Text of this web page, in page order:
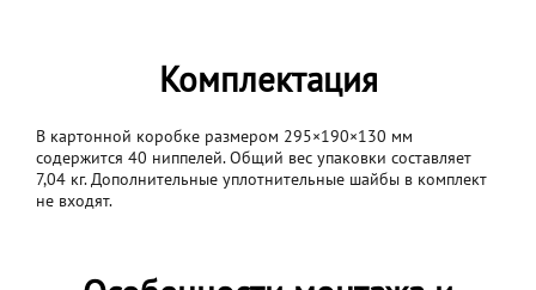
Комплектация
В картонной коробке размером 295×190×130 мм
содержится 40 ниппелей. Общий вес упаковки составляет
7,04 кг. Дополнительные уплотнительные шайбы в комплект
не входят.